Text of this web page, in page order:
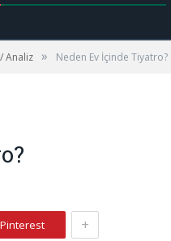
Analiz » Neden Ev İçinde Tiyatro?
Pinterest +